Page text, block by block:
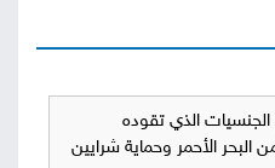
الجنسيات الذي تقوده
البحر الأحمر وحماية شرايين